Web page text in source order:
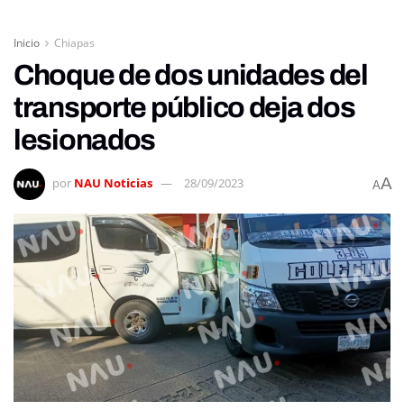
Inicio Chiapas
Choque de dos unidades del
transporte público deja dos
lesionados
por NAU Noticias 28/09/2023 AA